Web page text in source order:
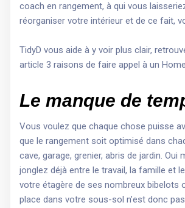
coach en rangement, à qui vous
réorganiser votre intérieur et de ce fait,
TidyD vous aide à y voir plus clair,
article 3 raisons de faire appel à un
Le manque de
Vous voulez que chaque chose puisse
que le rangement soit optimisé dans
cave, garage, grenier, abris de jardin. Oui
jonglez déjà entre le travail, la famille et
votre étagère de ses nombreux bibelots
place dans votre sous-sol n’est donc